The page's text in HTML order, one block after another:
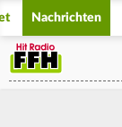
Nachrichten